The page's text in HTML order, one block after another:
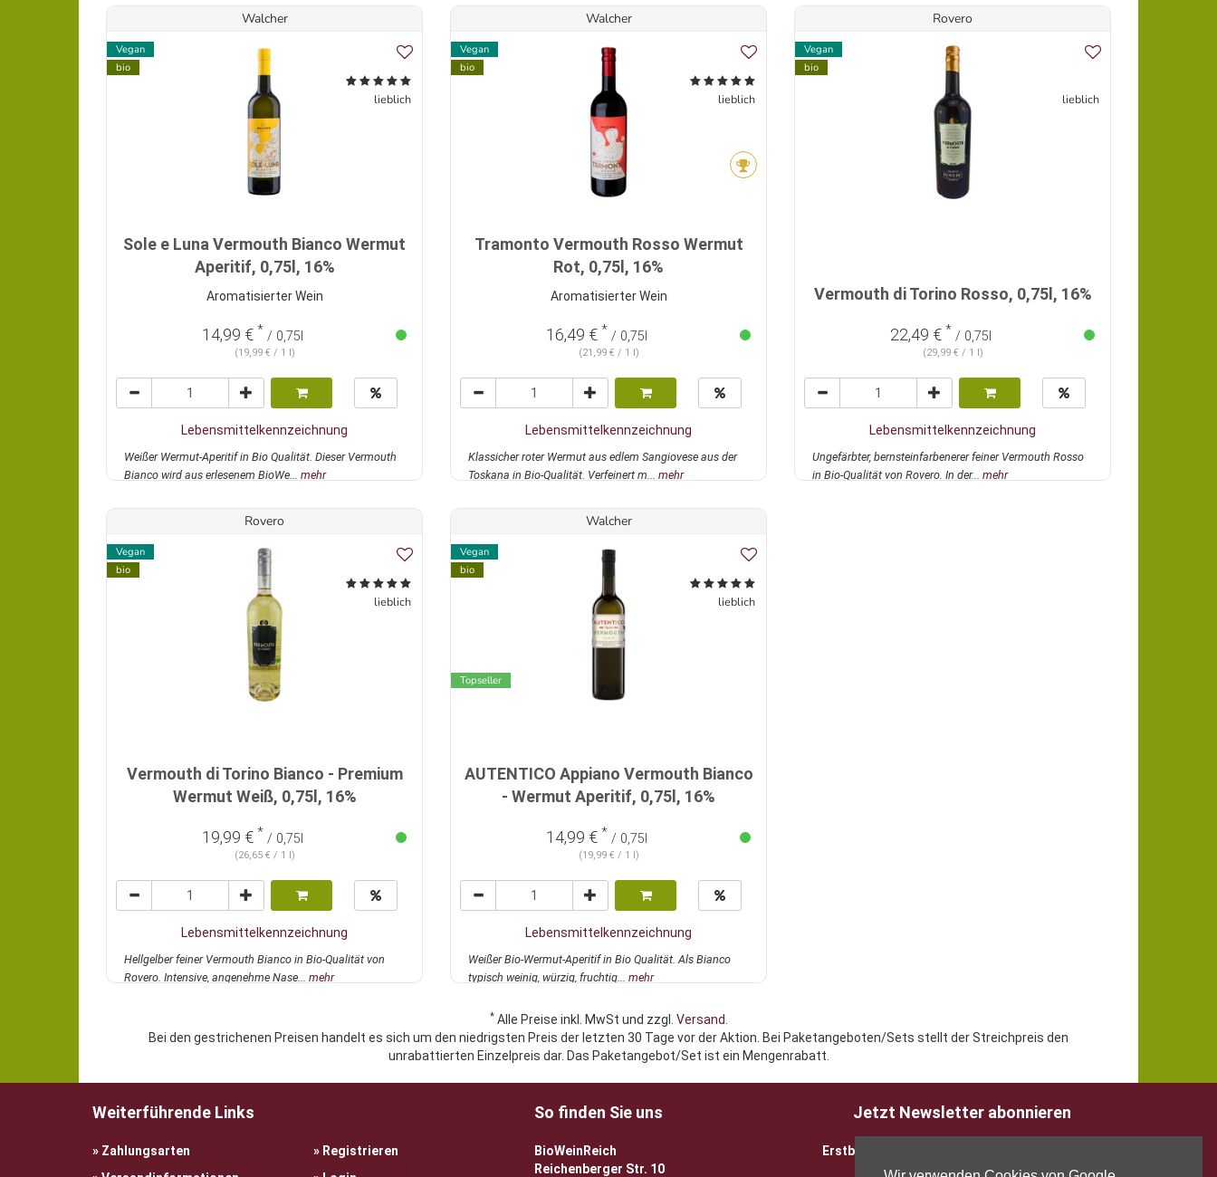
Walcher
Vegan
bio
lieblich
Sole e Luna Vermouth Bianco Wermut
Aperitif, 0,75l, 16%
Aromatisierter Wein
14,99 € * / 0,75l
(19,99 € / 1 l)
Lebensmittelkennzeichnung
Weißer Wermut-Aperitif in Bio Qualität. Dieser Vermouth
Bianco wird aus erlesenem BioWe... mehr
Walcher
Vegan
bio
lieblich
Tramonto Vermouth Rosso Wermut
Rot, 0,75l, 16%
Aromatisierter Wein
16,49 € * / 0,75l
(21,99 € / 1 l)
Lebensmittelkennzeichnung
Klassicher roter Wermut aus edlem Sangiovese aus der
Toskana in Bio-Qualität. Verfeinert m... mehr
Rovero
Vegan
bio
lieblich
Vermouth di Torino Rosso, 0,75l, 16%
22,49 € * / 0,75l
(29,99 € / 1 l)
Lebensmittelkennzeichnung
Ungefärbter, bernsteinfarbenerer feiner Vermouth Rosso
in Bio-Qualität von Rovero. In der... mehr
Rovero
Vegan
bio
lieblich
Vermouth di Torino Bianco - Premium
Wermut Weiß, 0,75l, 16%
19,99 € * / 0,75l
(26,65 € / 1 l)
Lebensmittelkennzeichnung
Hellgelber feiner Vermouth Bianco in Bio-Qualität von
Rovero. Intensive, angenehme Nase... mehr
Walcher
Vegan
bio
Topseller
lieblich
AUTENTICO Appiano Vermouth Bianco
- Wermut Aperitif, 0,75l, 16%
14,99 € * / 0,75l
(19,99 € / 1 l)
Lebensmittelkennzeichnung
Weißer Bio-Wermut-Aperitif in Bio Qualität. Als Bianco
typisch weinig, würzig, fruchtig... mehr
*Alle Preise inkl. MwSt und zzgl. Versand.
Bei den gestrichenen Preisen handelt es sich um den niedrigsten Preis der letzten 30 Tage vor der Aktion. Bei Paketangeboten/Sets stellt der Streichpreis den
unrabattierten Einzelpreis dar. Das Paketangebot/Set ist ein Mengenrabatt.
Weiterführende Links
Zahlungsarten
Registrieren
So finden Sie uns
BioWeinReich
Reichenberger Str. 10
Jetzt Newsletter abonnieren
Erstbesteller sparen 5 EUR mit Gutscheincode